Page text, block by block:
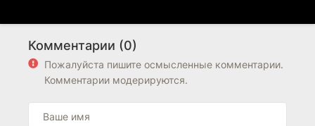
Комментарии (0)
Пожалуйста пишите осмысленные комментарии.
Комментарии модерируются.